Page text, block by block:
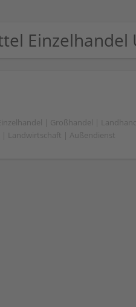
| Großhandel |
| Landwirtschaft | Außendienst